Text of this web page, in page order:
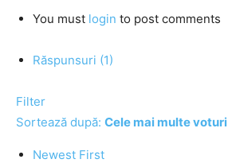
You must login to post comments
Răspunsuri (1)
Filter
Sortează după: Cele mai multe voturi
Newest First